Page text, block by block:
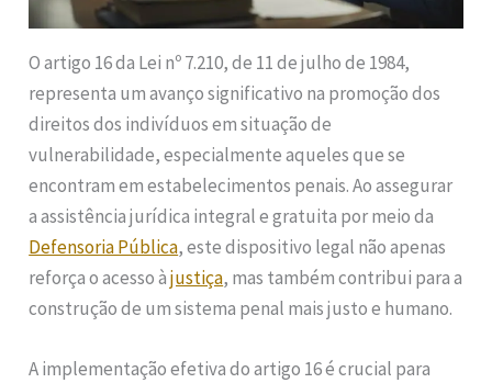
O artigo 16 da Lei nº 7.210, de 11 de julho de 1984,
representa um avanço significativo na promoção dos
direitos dos indivíduos em situação de
vulnerabilidade, especialmente aqueles que se
encontram em estabelecimentos penais. Ao assegurar
a assistência jurídica integral e gratuita por meio da
Defensoria Pública, este dispositivo legal não apenas
reforça o acesso àjustiça, mas também contribui para a
construção de um sistema penal mais justo e humano.
A implementação efetiva do artigo 16 é crucial para